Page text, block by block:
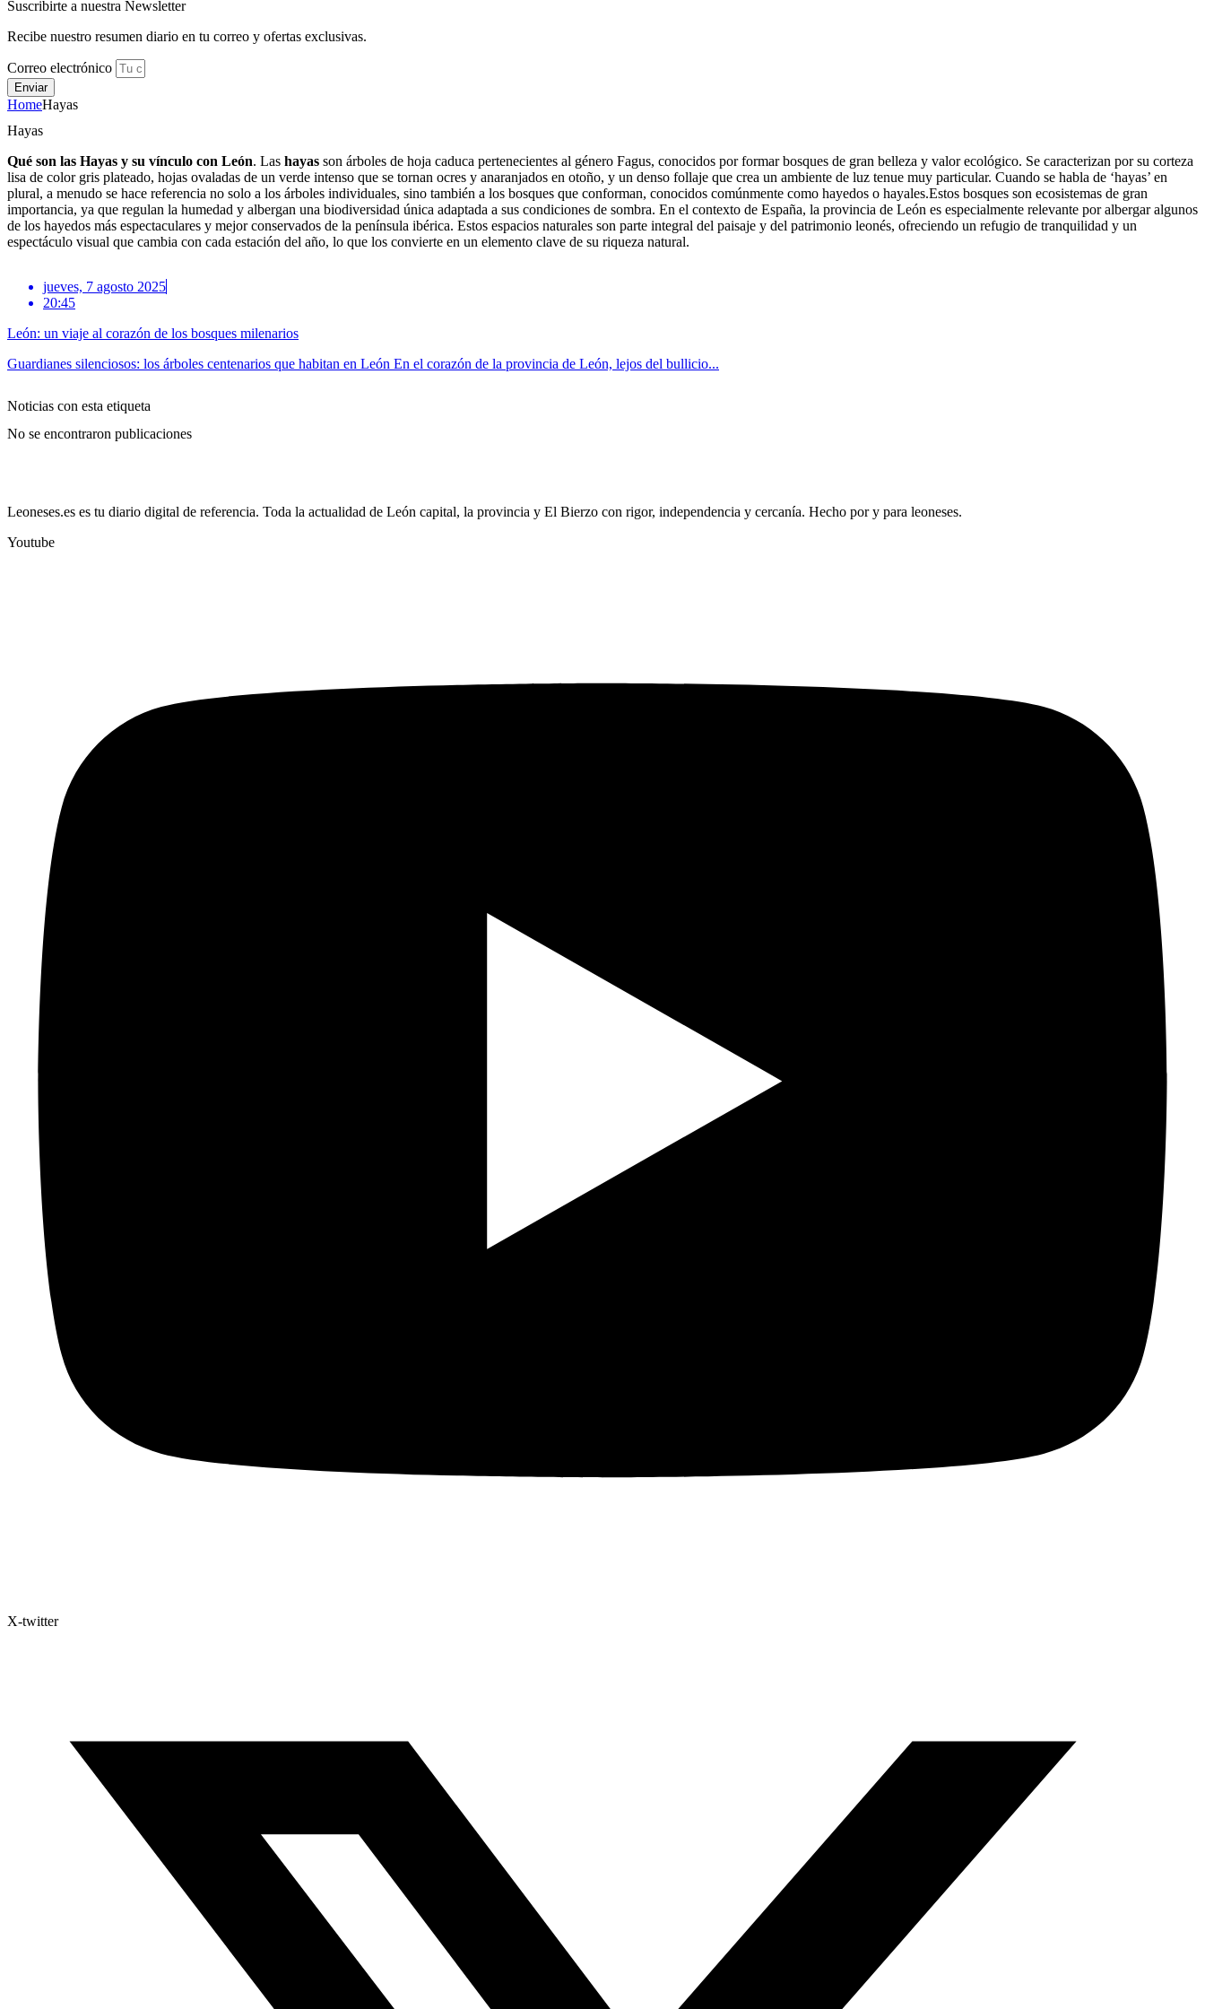
Suscribirte a nuestra Newsletter
Recibe nuestro resumen diario en tu correo y ofertas exclusivas.
Correo electrónico
Enviar
HomeHayas
Hayas
Qué son las Hayas y su vínculo con León. Las hayas son árboles de hoja caduca pertenecientes al género Fagus, conocidos por formar bosques de gran belleza y valor ecológico. Se caracterizan por su corteza
lisa de color gris plateado, hojas ovaladas de un verde intenso que se tornan ocres y anaranjados en otoño, y un denso follaje que crea un ambiente de luz tenue muy particular. Cuando se habla de ‘hayas’ en
plural, a menudo se hace referencia no solo a los árboles individuales, sino también a los bosques que conforman, conocidos comúnmente como hayedos o hayales.Estos bosques son ecosistemas de gran
importancia, ya que regulan la humedad y albergan una biodiversidad única adaptada a sus condiciones de sombra. En el contexto de España, la provincia de León es especialmente relevante por albergar algunos
de los hayedos más espectaculares y mejor conservados de la península ibérica. Estos espacios naturales son parte integral del paisaje y del patrimonio leonés, ofreciendo un refugio de tranquilidad y un
espectáculo visual que cambia con cada estación del año, lo que los convierte en un elemento clave de su riqueza natural.
jueves, 7 agosto 2025
20:45
León: un viaje al corazón de los bosques milenarios
Guardianes silenciosos: los árboles centenarios que habitan en León En el corazón de la provincia de León, lejos del bullicio...
Noticias con esta etiqueta
No se encontraron publicaciones
Leoneses.es es tu diario digital de referencia. Toda la actualidad de León capital, la provincia y El Bierzo con rigor, independencia y cercanía. Hecho por y para leoneses.
Youtube
X-twitter